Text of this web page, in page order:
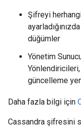
Şifreyi
düğümler
Yönetim
güncelleme
Daha fazla bilgi için
Cassandra şifresini